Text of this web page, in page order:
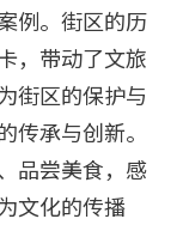
例。街区的历
，带动了文旅
街区的保护与
传承与创新。
品尝美食，感
文化的传播